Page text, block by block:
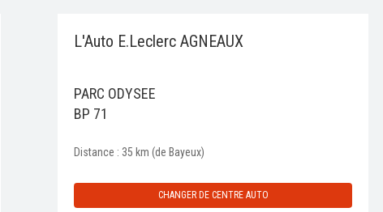
L'Auto E.Leclerc AGNEAUX
PARC ODYSEE
BP 71
Distance : 35 km (de Bayeux)
CHANGER DE CENTRE AUTO